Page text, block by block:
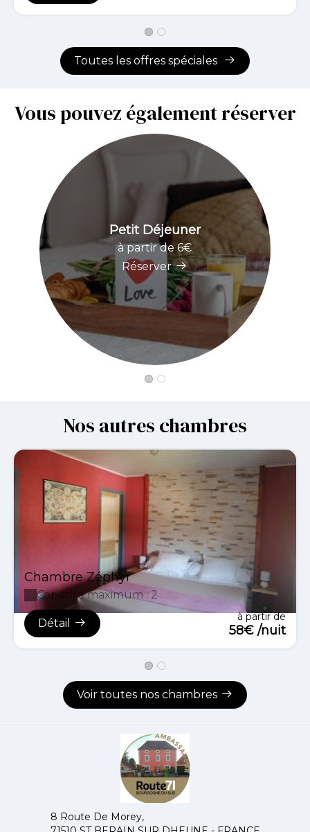
Toutes les offres spéciales
Vous pouvez également réserver
Petit Déjeuner
à partir de 6€
Réserver
Nos autres chambres
Chambre Zéphyr
Capacité maximum : 2
Détail
à partir de
58€ /nuit
Voir toutes nos chambres
8 Route De Morey,